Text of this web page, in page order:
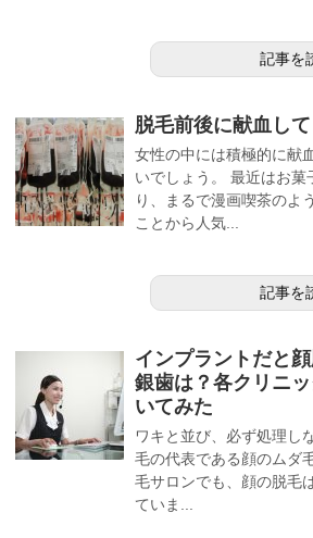
記事を
脱毛前後に献血し
女性の中には積極的に献
いでしょう。 最近はお菓
り、まるで漫画喫茶のよ
ことから人気...
記事を
インプラントだと
銀歯は？各クリニ
いてみた
ワキと並び、必ず処理し
毛の代表である顔のムダ
毛サロンでも、顔の脱毛
ていま...